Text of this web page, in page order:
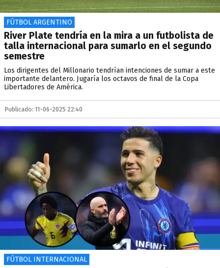
FÚTBOL ARGENTINO
River Plate tendría en la mira a un futbolista de
talla internacional para sumarlo en el segundo
semestre
Los dirigentes del Millonario tendrían intenciones de sumar a este
importante delantero. Jugaría los octavos de final de la Copa
Libertadores de América.
Publicado: 11-06-2025 22:40
FÚTBOL INTERNACIONAL